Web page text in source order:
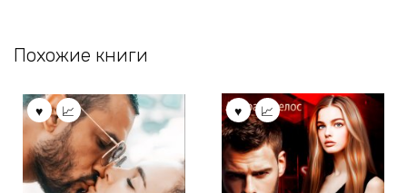
Похожие книги